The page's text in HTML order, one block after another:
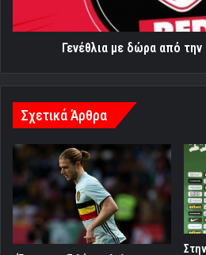
Γενέθλια με δώρα από
Σχετικά Άρθρα